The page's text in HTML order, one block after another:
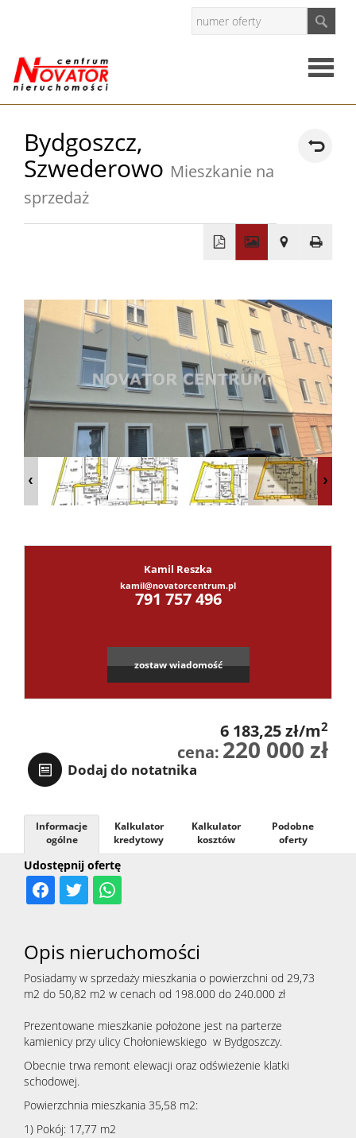
Domy
Dzialki
Lokale
Bydgoszcz,
Szwederowo Mieszkanie na
sprzedaż
−
Leaflet
Kamil Reszka
kamil@novatorcentrum.pl
791 757 496
zostaw wiadomość
6 183,25 zł/m2
cena: 220 000 zł
Dodaj do notatnika
Udostępnij ofertę
Informacje
ogólne
Kalkulator
kredytowy
Kalkulator
kosztów
Podobne
oferty
Opis nieruchomości
Posiadamy w sprzedaży mieszkania o powierzchni od 29,73
m2 do 50,82 m2 w cenach od 198.000 do 240.000 zł
Prezentowane mieszkanie położone jest na parterze
kamienicy przy ulicy Chołoniewskiego w Bydgoszczy.
Obecnie trwa remont elewacji oraz odświeżenie klatki
schodowej.
Powierzchnia mieszkania 35,58 m2:
1) Pokój: 17,77 m2